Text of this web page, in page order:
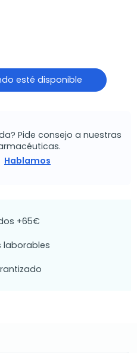
esté disponible
Pide consejo a nuestras
Hablamos
+65€
laborables